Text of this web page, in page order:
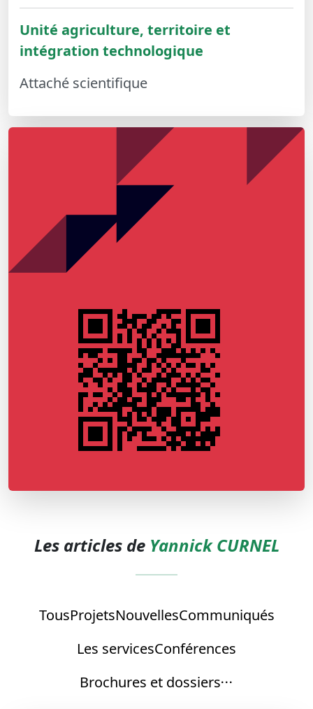
Unité agriculture, territoire et
intégration technologique
Attaché scientifique
Les articles de Yannick CURNEL
TousProjetsNouvellesCommuniqués
Les servicesConférences
Brochures et dossiers